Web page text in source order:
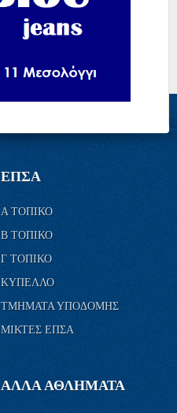
ΕΠΣΑ
Α ΤΟΠΙΚΟ
Β ΤΟΠΙΚΟ
Γ ΤΟΠΙΚΟ
ΚΥΠΕΛΛΟ
ΤΜΗΜΑΤΑ ΥΠΟΔΟΜΗΣ
ΜΙΚΤΕΣ ΕΠΣΑ
ΑΛΛΑ ΑΘΛΗΜΑΤΑ